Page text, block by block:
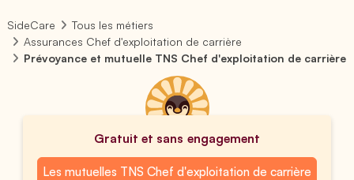
SideCare
Tous les métiers
Assurances Chef d'exploitation de carrière
Prévoyance et mutuelle TNS Chef d'exploitation de carrière
Gratuit et sans engagement
Les mutuelles TNS Chef d'exploitation de carrière